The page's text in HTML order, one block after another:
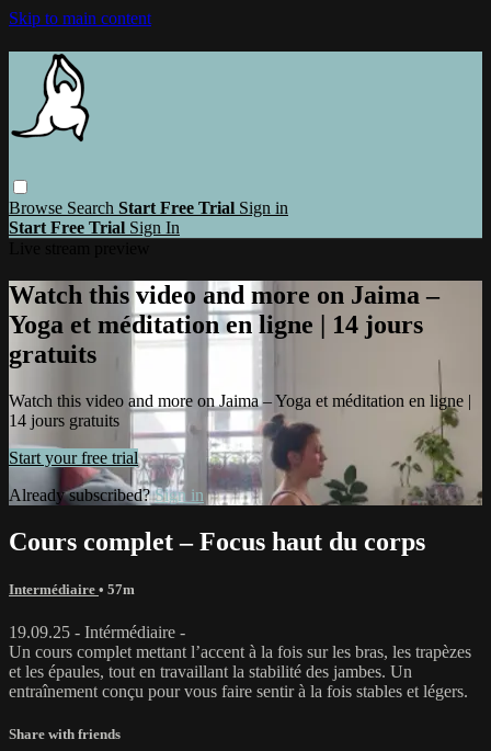
Skip to main content
Browse Search Start Free Trial Sign in
Start Free Trial Sign In
Watch this video and more on Jaima –
Yoga et méditation en ligne | 14 jours
gratuits
Watch this video and more on Jaima – Yoga et méditation en ligne |
14 jours gratuits
Start your free trial
Already subscribed?Sign in
Cours complet – Focus haut du corps
Intermédiaire • 57m
19.09.25 - Intérmédiaire -
Un cours complet mettant l’accent à la fois sur les bras, les trapèzes
et les épaules, tout en travaillant la stabilité des jambes. Un
entraînement conçu pour vous faire sentir à la fois stables et légers.
Share with friends